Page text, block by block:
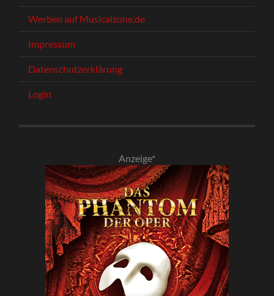
Werben auf Musicalzone.de
Impressum
Datenschutzerklärung
Login
Anzeige*